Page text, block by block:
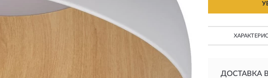
ДОСТАВКА В